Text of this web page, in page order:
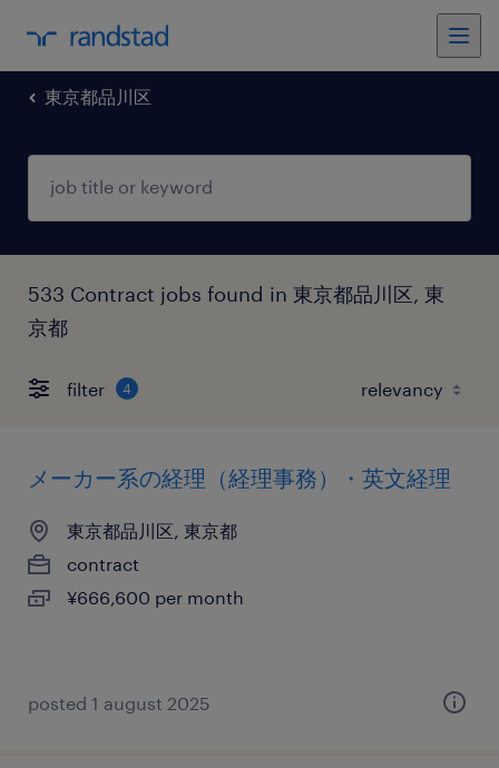
東京都品川区
533 Contract jobs found in 東京都品川区, 東
京都
filter 4
メーカー系の経理（経理事務）・英文経理
東京都品川区, 東京都
contract
¥666,600 per month
posted 1 august 2025